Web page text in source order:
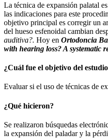
La técnica de expansión palatal
las indicaciones para este
objetivo principal es corregir un
del hueso esfenoidal cambian
auditiva?. Hoy en Ortodoncia
with hearing loss? A systematic
¿Cuál fue el objetivo del
Evaluar si el uso de técnicas de
¿Qué hicieron?
Se realizaron búsquedas
la expansión del paladar y la